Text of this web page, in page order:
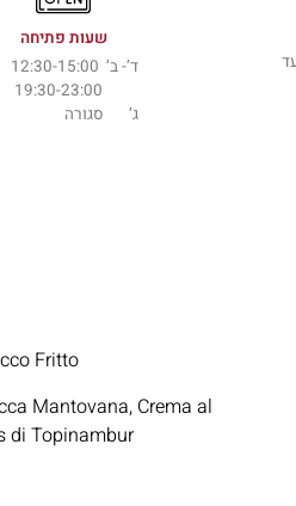
שעות פתיחה
ד’- ב’ 12:30-15:00
ג’ סגורה
Fritto
Mantovana, Crema al
di Topinambur